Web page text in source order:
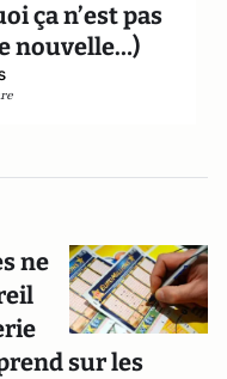
ça n’est pas
nouvelle…)
ne
sur les